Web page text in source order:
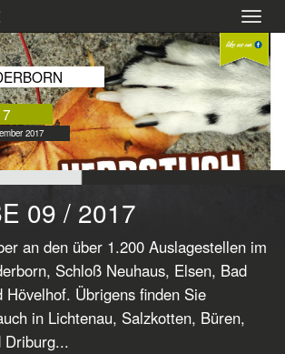
2017
09 / 2017
an den über 1.200 Auslagestellen im
Schloß Neuhaus, Elsen, Bad
Hövelhof. Übrigens finden Sie
in Lichtenau, Salzkotten, Büren,
Driburg...